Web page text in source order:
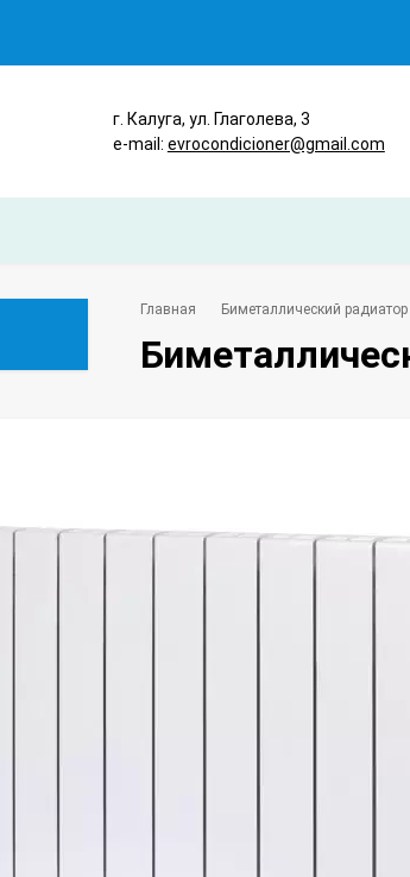
г. Калуга, ул. Глаголева, 3
e-mail: evrocondicioner@gmail.com
Главная Биметаллический